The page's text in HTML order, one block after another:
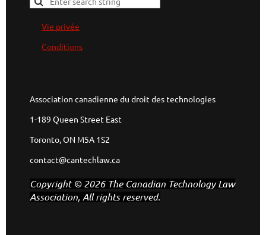
Vie privée
Conditions
Association canadienne du droit des technologies
1-189 Queen Street East
Toronto, ON M5A 1S2
contact@cantechlaw.ca
Copyright © 2026 The Canadian Technology Law
Association, All rights reserved.